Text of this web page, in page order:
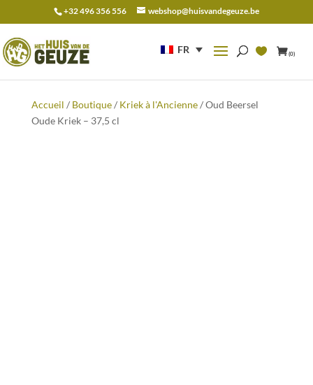
+32 496 356 556 webshop@huisvandegeuze.be
FR (0)
pour :
Accueil / Boutique/ Kriek à l'Ancienne/ Oud Beersel
Oude Kriek – 37,5 cl